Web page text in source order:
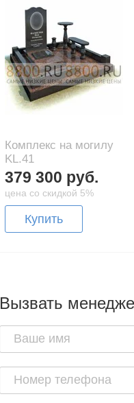
Комплекс на могилу
KL.41
379 300 руб.
цена со скидкой 5%
Купить
Вызвать